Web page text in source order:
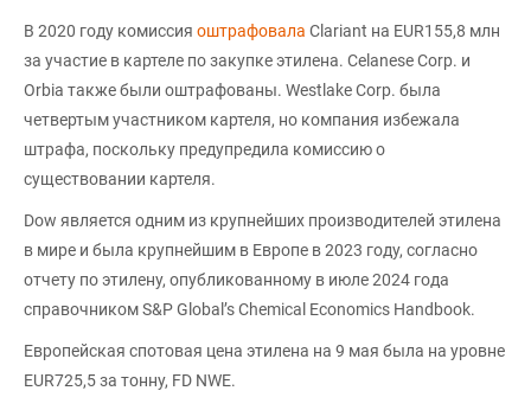
В 2020 году комиссия оштрафовала Clariant на EUR155,8 млн
за участие в картеле по закупке этилена. Celanese Corp. и
Orbia также были оштрафованы. Westlake Corp. была
четвертым участником картеля, но компания избежала
штрафа, поскольку предупредила комиссию о
существовании картеля.
Dow является одним из крупнейших производителей этилена
в мире и была крупнейшим в Европе в 2023 году, согласно
отчету по этилену, опубликованному в июле 2024 года
справочником S&P Global’s Chemical Economics Handbook.
Европейская спотовая цена этилена на 9 мая была на уровне
EUR725,5 за тонну, FD NWE.